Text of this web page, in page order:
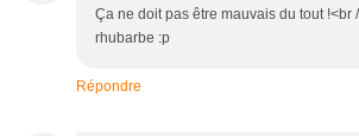
Ça ne doit pas être mauvais du tout !<br
rhubarbe :p
Répondre